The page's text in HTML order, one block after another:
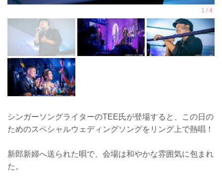
シンガーソングライターのTEE氏が登場すると、この日の
ためのスペシャルウェディングソングをリング上で熱唱！
新郎新婦へ送られた唄で、会場は和やかな雰囲気に包まれ
た。